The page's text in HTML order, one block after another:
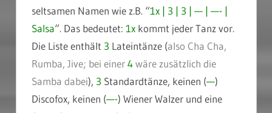
seltsamen Namen wie z.B. “1x | 3 | 3 | — | —- |
Salsa“. Das bedeutet: 1x kommt jeder Tanz vor.
Die Liste enthält 3 Lateintänze (also Cha Cha,
Rumba, Jive; bei einer4wäre zusätzlich die
Samba dabei), 3 Standardtänze, keinen (—)
Discofox, keinen (—-) Wiener Walzer und eine